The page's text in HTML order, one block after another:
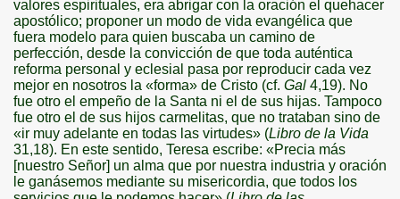
valores espirituales, era abrigar con la oración el quehacer
apostólico; proponer un modo de vida evangélica que
fuera modelo para quien buscaba un camino de
perfección, desde la convicción de que toda auténtica
reforma personal y eclesial pasa por reproducir cada vez
mejor en nosotros la «forma» de Cristo (cf. Gal 4,19). No
fue otro el empeño de la Santa ni el de sus hijas. Tampoco
fue otro el de sus hijos carmelitas, que no trataban sino de
«ir muy adelante en todas las virtudes» (Libro de la Vida
31,18). En este sentido, Teresa escribe: «Precia más
[nuestro Señor] un alma que por nuestra industria y oración
le ganásemos mediante su misericordia, que todos los